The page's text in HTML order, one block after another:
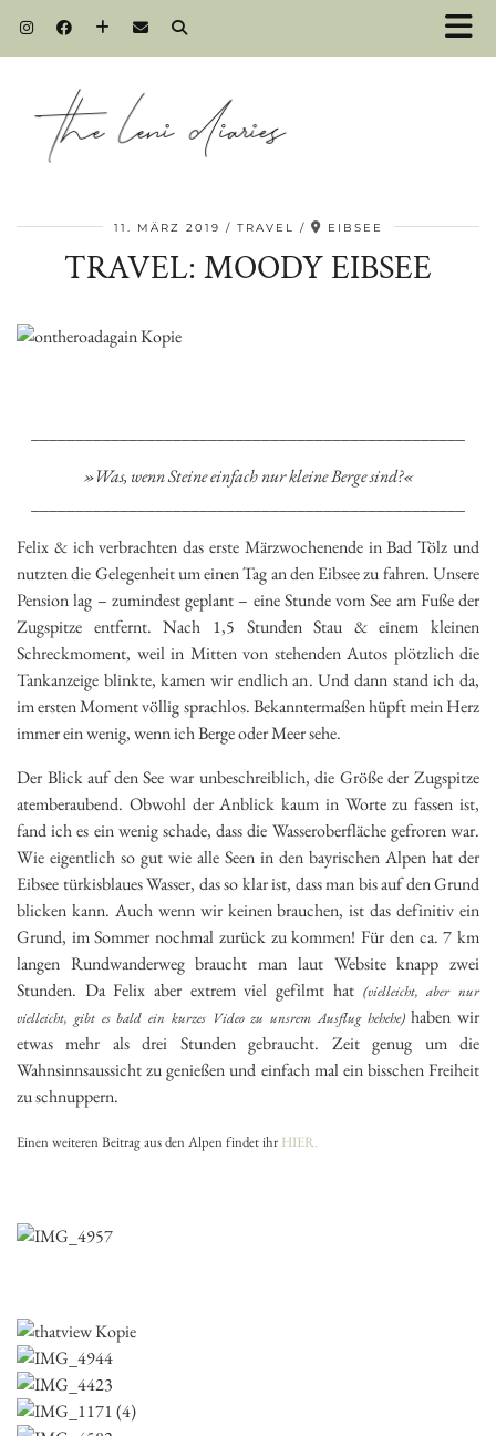
11. MÄRZ 2019 TRAVEL EIBSEE
TRAVEL: MOODY EIBSEE
»Was, wenn Steine einfach nur kleine Berge sind?«
Felix & ich verbrachten das erste Märzwochenende in Bad Tölz und
nutzten die Gelegenheit um einen Tag an den Eibsee zu fahren. Unsere
Pension lag – zumindest geplant – eine Stunde vom See am Fuße der
Zugspitze entfernt. Nach 1,5 Stunden Stau & einem kleinen
Schreckmoment, weil in Mitten von stehenden Autos plötzlich die
Tankanzeige blinkte, kamen wir endlich an. Und dann stand ich da,
im ersten Moment völlig sprachlos. Bekanntermaßen hüpft mein Herz
immer ein wenig, wenn ich Berge oder Meer sehe.
Der Blick auf den See war unbeschreiblich, die Größe der Zugspitze
atemberaubend. Obwohl der Anblick kaum in Worte zu fassen ist,
fand ich es ein wenig schade, dass die Wasseroberfläche gefroren war.
Wie eigentlich so gut wie alle Seen in den bayrischen Alpen hat der
Eibsee türkisblaues Wasser, das so klar ist, dass man bis auf den Grund
blicken kann. Auch wenn wir keinen brauchen, ist das definitiv ein
Grund, im Sommer nochmal zurück zu kommen! Für den ca. 7 km
langen Rundwanderweg braucht man laut Website knapp zwei
Stunden. Da Felix aber extrem viel gefilmt hat (vielleicht, aber nur
vielleicht, gibt es bald ein kurzes Video zu unsrem Ausflug hehehe)haben wir
etwas mehr als drei Stunden gebraucht. Zeit genug um die
Wahnsinnsaussicht zu genießen und einfach mal ein bisschen Freiheit
zu schnuppern.
Einen weiteren Beitrag aus den Alpen findet ihr HIER.